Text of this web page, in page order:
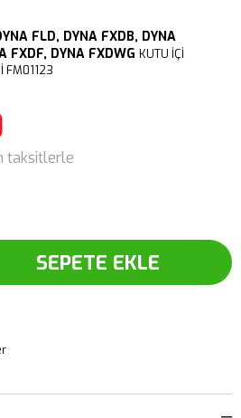
FLD, DYNA FXDB, DYNA
FXDF, DYNA FXDWG KUTU İÇİ
FM01123
taksitlerle